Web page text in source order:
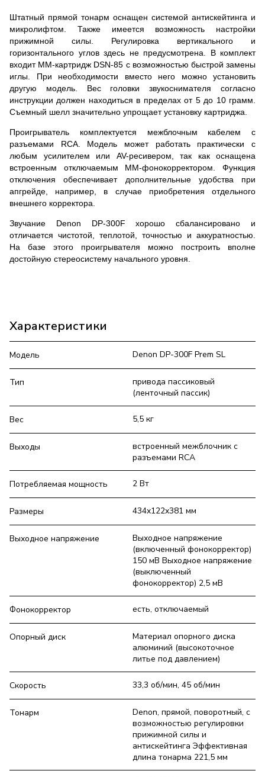
Штатный прямой тонарм оснащен системой антискейтинга и
микролифтом. Также имеется возможность настройки
прижимной силы. Регулировка вертикального и
горизонтального углов здесь не предусмотрена. В комплект
входит MM-картридж DSN-85 с возможностью быстрой замены
иглы. При необходимости вместо него можно установить
другую модель. Вес головки звукоснимателя согласно
инструкции должен находиться в пределах от 5 до 10 грамм.
Съемный шелл значительно упрощает установку картриджа.
Проигрыватель комплектуется межблочным кабелем с
разъемами RCA. Модель может работать практически с
любым усилителем или AV-ресивером, так как оснащена
встроенным отключаемым MM-фонокорректором. Функция
отключения обеспечивает дополнительные удобства при
апгрейде, например, в случае приобретения отдельного
внешнего корректора.
Звучание Denon DP-300F хорошо сбалансировано и
отличается чистотой, теплотой, точностью и аккуратностью.
На базе этого проигрывателя можно построить вполне
достойную стереосистему начального уровня.
Характеристики
Модель Denon DP-300F Prem SL
Тип
привода пассиковый
(ленточный пассик)
Вес 5,5 кг
Выходы
встроенный межблочник с
разъемами RCA
Потребляемая мощность 2 Вт
Размеры 434x122x381 мм
Выходное напряжение
Выходное напряжение
(включенный фонокорректор)
150 мВ Выходное напряжение
(выключенный
фонокорректор) 2,5 мВ
Фонокорректор есть, отключаемый
Опорный диск
Материал опорного диска
алюминий (высокоточное
литье под давлением)
Скорость 33,3 об/мин, 45 об/мин
Тонарм
Denon, прямой, поворотный, с
возможностью регулировки
прижимной силы и
антискейтинга Эффективная
длина тонарма 221,5 мм